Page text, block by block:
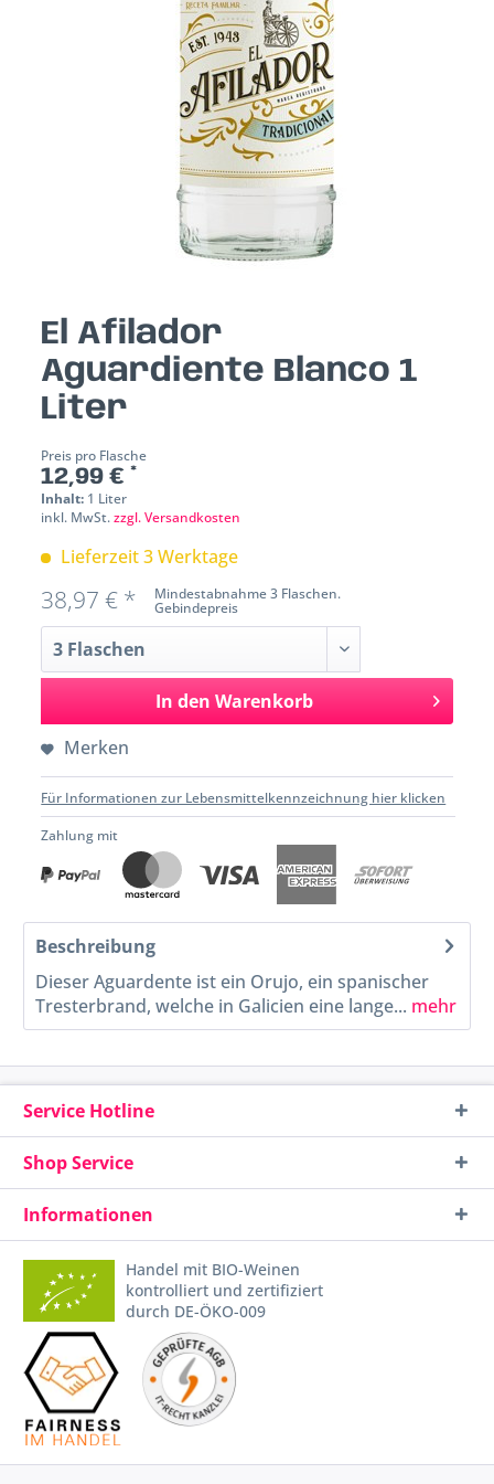
El Afilador
Aguardiente Blanco 1
Liter
Preis pro Flasche
12,99 € *
Inhalt: 1 Liter
inkl. MwSt.zzgl. Versandkosten
Lieferzeit 3 Werktage
Mindestabnahme 3 Flaschen.
Gebindepreis
38,97 € *
In den Warenkorb
Merken
Für Informationen zur Lebensmittelkennzeichnung hier klicken
Zahlung mit
Beschreibung
Dieser Aguardente ist ein Orujo, ein spanischer
Tresterbrand, welche in Galicien eine lange... mehr
Service Hotline
Shop Service
Informationen
Handel mit BIO-Weinen
kontrolliert und zertifiziert
durch DE-ÖKO-009